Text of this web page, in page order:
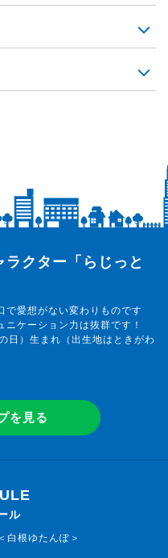
クター「らじっと
で愛想がない変わりものです
ケーション力は抜群です！
日）生まれ（出生地はときがわ
を見る
ル
白根ゆたんぽ＞